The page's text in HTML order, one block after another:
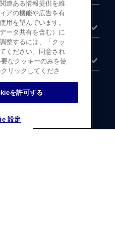
連ある情報提供を維
アの機能や広告を有
用を望んでいます。
ータ共有を含む）に
整するには、「クッ
ください。同意され
なクッキーのみを使
リックしてくださ
設定
を許可する